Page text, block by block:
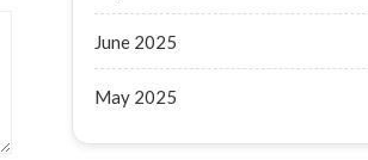
June 2025
May 2025